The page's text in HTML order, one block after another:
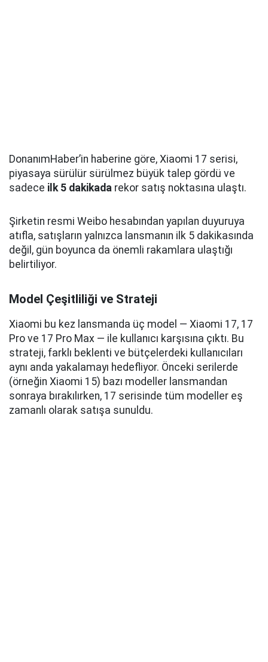
DonanımHaber’in haberine göre, Xiaomi 17 serisi,
piyasaya sürülür sürülmez büyük talep gördü ve
sadece ilk 5 dakikada rekor satış noktasına ulaştı.
Şirketin resmi Weibo hesabından yapılan duyuruya
atıfla, satışların yalnızca lansmanın ilk 5 dakikasında
değil, gün boyunca da önemli rakamlara ulaştığı
belirtiliyor.
Model Çeşitliliği ve Strateji
Xiaomi bu kez lansmanda üç model — Xiaomi 17, 17
Pro ve 17 Pro Max — ile kullanıcı karşısına çıktı. Bu
strateji, farklı beklenti ve bütçelerdeki kullanıcıları
aynı anda yakalamayı hedefliyor. Önceki serilerde
(örneğin Xiaomi 15) bazı modeller lansmandan
sonraya bırakılırken, 17 serisinde tüm modeller eş
zamanlı olarak satışa sunuldu.